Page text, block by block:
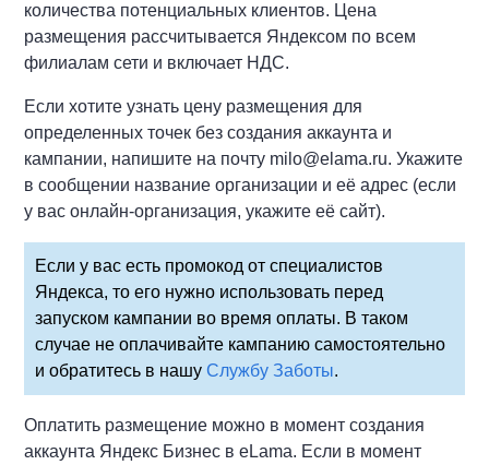
количества потенциальных клиентов. Цена
размещения рассчитывается Яндексом по всем
филиалам сети и включает НДС.
Если хотите узнать цену размещения для
определенных точек без создания аккаунта и
кампании, напишите на почту milo@elama.ru. Укажите
в сообщении название организации и её адрес (если
у вас онлайн-организация, укажите её сайт).
Если у вас есть промокод от специалистов
Яндекса, то его нужно использовать перед
запуском кампании во время оплаты. В таком
случае не оплачивайте кампанию самостоятельно
и обратитесь в нашуСлужбу Заботы.
Оплатить размещение можно в момент создания
аккаунта Яндекс Бизнес в eLama. Если в момент